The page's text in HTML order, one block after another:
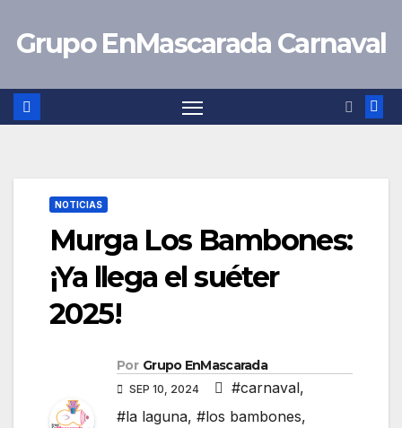
Grupo EnMascarada Carnaval
NOTICIAS
Murga Los Bambones:
¡Ya llega el suéter
2025!
Por Grupo EnMascarada
SEP 10, 2024 #carnaval,
#la laguna, #los bambones,